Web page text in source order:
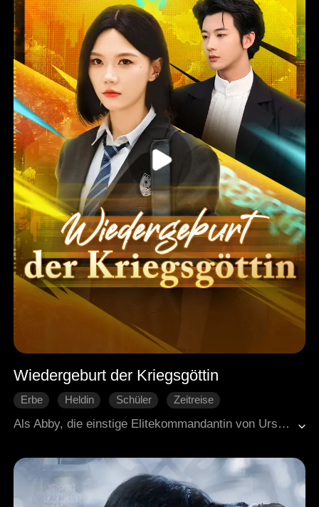
Wiedergeburt der Kriegsgöttin
Erbe Heldin Schüler
Zeitreise
Moderne Liebesgeschichten
Als Abby, die einstige Elitekommandantin von Ursulia, im Körper einer scheinbar schwachen Erbin erwacht, beginnt ein gnadenloser Neuanfang. Noch blutverschmiert vom Kampf sichert sie Felix mit irren Manövern den Rennsieg und verschwindet, bevor er sie erkennen kann. Bei ihrer nächsten Begegnung, auf dem glanzvollsten Ball der Stadt, setzt sie ein klares Statement: Mit einem gezielten Tritt befördert sie ihre intrigante Schwester in den Pool und lässt die High Society sprachlos zurück. Doch die eigentliche Frage bleibt: Wer wäre überhaupt stark genug, sie bezwingen zu wollen? Sie ist kein Spielball der Schickeria. Sie schreibt ihre eigenen Regeln.